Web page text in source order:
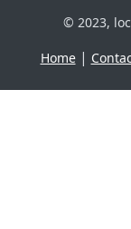
© 2023,
Home|